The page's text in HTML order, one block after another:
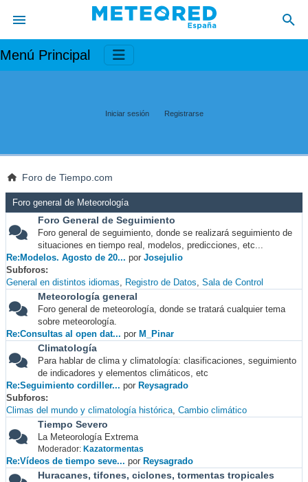
Menú Principal
Iniciar sesión Registrarse
Foro de Tiempo.com
Foro general de Meteorología
Foro General de Seguimiento
Foro general de seguimiento, donde se realizará seguimiento de
situaciones en tiempo real, modelos, predicciones, etc...
Re:Modelos. Agosto de 20... por Josejulio
Subforos
General en distintos idiomas
Registro de Datos Sala de Control
Meteorología general
Foro general de meteorología, donde se tratará cualquier tema
sobre meteorología.
Re:Consultas al open dat... por M_Pinar
Climatología
Para hablar de clima y climatología: clasificaciones, seguimiento
de indicadores y elementos climáticos, etc
Re:Seguimiento cordiller... por Reysagrado
Subforos
Climas del mundo y climatología histórica Cambio climático
Tiempo Severo
La Meteorología Extrema
Moderador: Kazatormentas
Re:Vídeos de tiempo seve... por Reysagrado
Huracanes, tifones, ciclones, tormentas tropicales